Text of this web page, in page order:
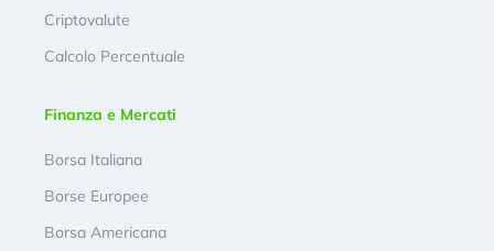
Criptovalute
Calcolo Percentuale
Finanza e Mercati
Borsa Italiana
Borse Europee
Borsa Americana